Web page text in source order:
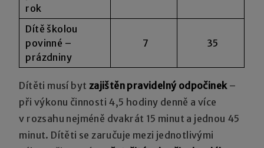
rok
Dítě školou
povinné –
prázdniny
7 35
Dítěti musí byt zajištěn pravidelný odpočinek–
při výkonu činnosti 4,5 hodiny denně a více
v rozsahu nejméně dvakrát 15 minut a jednou 45
minut. Dítěti se zaručuje mezi jednotlivými